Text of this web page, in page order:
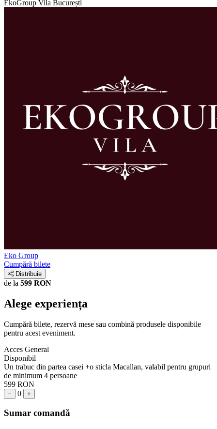
EkoGroup Vila București
Eko Group
Cumpără bilete
Distribuie
de la 599 RON
Alege experiența
Cumpără bilete, rezervă mese sau combină produsele disponibile
pentru acest eveniment.
Acces General
Disponibil
Un trabuc din partea casei +o sticla Macallan, valabil pentru grupuri
de minimum 4 persoane
599 RON
− 0 +
Sumar comandă